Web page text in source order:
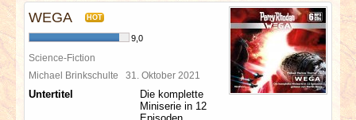
WEGA HOT
9,0
Science-Fiction
Michael Brinkschulte 31. Oktober 2021
Untertitel
Die komplette
Miniserie in 12